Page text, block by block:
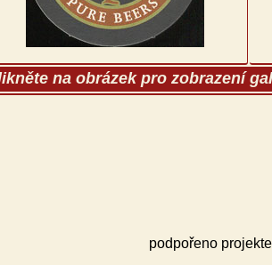
na obrázek pro zobrazení
podpořeno